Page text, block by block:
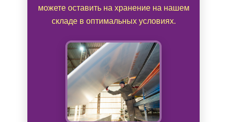
можете оставить на хранение на нашем
складе в оптимальных условиях.